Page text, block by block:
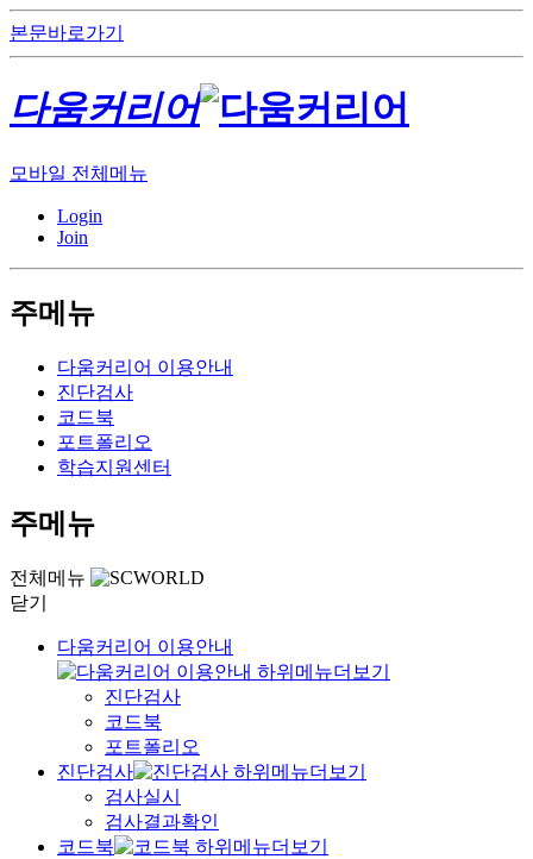
본문바로가기
다움커리어
모바일 전체메뉴
Login
Join
주메뉴
다움커리어 이용안내
진단검사
코드북
포트폴리오
학습지원센터
주메뉴
전체메뉴
닫기
다움커리어 이용안내
진단검사
코드북
포트폴리오
진단검사
검사실시
검사결과확인
코드북